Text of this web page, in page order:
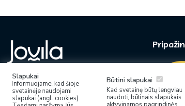
info@jovila.lt
Turite klausimų - rašykite!
Slapukai
Informuojame, kad šioje
svetainėje naudojami
slapukai (angl. cookies).
Būtini slapukai
Kad svetainę būtų lengviau
naudoti, būtinais slapukais